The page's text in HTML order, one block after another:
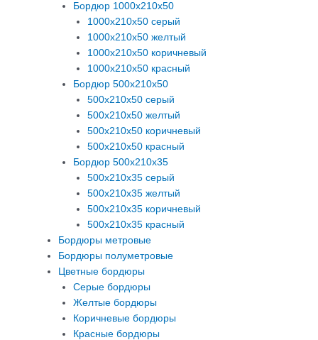
Бордюр 1000х210х50
1000х210х50 серый
1000х210х50 желтый
1000х210х50 коричневый
1000х210х50 красный
Бордюр 500х210х50
500х210х50 серый
500х210х50 желтый
500х210х50 коричневый
500х210х50 красный
Бордюр 500х210х35
500х210х35 серый
500х210х35 желтый
500х210х35 коричневый
500х210х35 красный
Бордюры метровые
Бордюры полуметровые
Цветные бордюры
Серые бордюры
Желтые бордюры
Коричневые бордюры
Красные бордюры